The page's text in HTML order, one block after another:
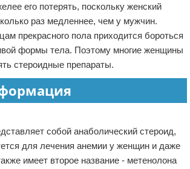
его потерять, поскольку женский
раз медленнее, чем у мужчин.
прекрасного пола приходится бороться
формы тела. Поэтому многие женщины
стероидные препараты.
собой анаболический стероид,
для лечения анемии у женщин и даже
имеет второе название - метенолона